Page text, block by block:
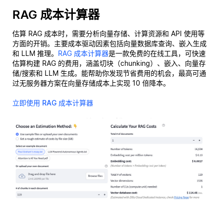
RAG 成本计算器
估算 RAG 成本时，需要分析向量存储、计算资源和 API 使用等
方面的开销。主要成本驱动因素包括向量数据库查询、嵌入生成
和 LLM 推理。 RAG 成本计算器是一款免费的在线工具，可快速
估算构建 RAG 的费用，涵盖切块（chunking）、嵌入、向量存
储/搜索和 LLM 生成。能帮助你发现节省费用的机会，最高可通
过无服务器方案在向量存储成本上实现 10 倍降本。
立即使用 RAG 成本计算器